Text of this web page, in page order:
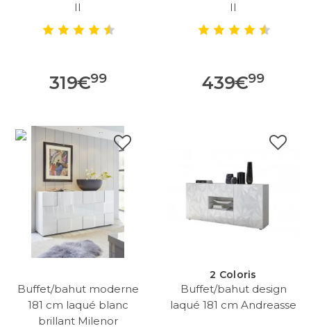
II
319€99
II
439€99
Buffet/bahut moderne
181 cm laqué blanc
brillant Milenor
2 Coloris
Buffet/bahut design
laqué 181 cm Andreasse